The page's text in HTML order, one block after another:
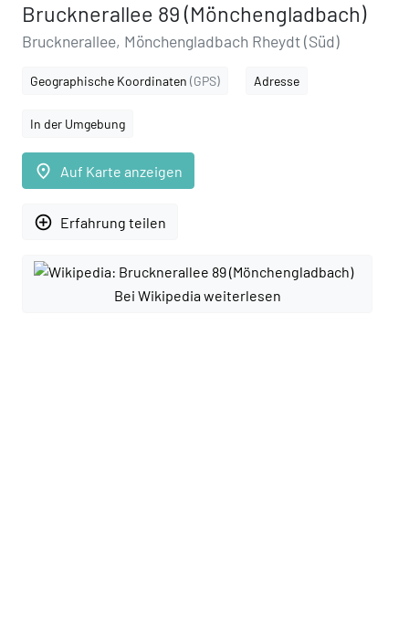
Brucknerallee 89 (Mönchengladbach)
Brucknerallee, Mönchengladbach Rheydt (Süd)
Geographische Koordinaten (GPS) Adresse
In der Umgebung
place Auf Karte anzeigen
add_circle_outline Erfahrung teilen
Bei Wikipedia weiterlesen